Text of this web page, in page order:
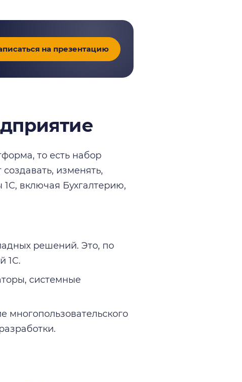
на презентацию
то есть набор
изменять,
включая Бухгалтерию,
решений. Это, по
1С.
системные
многопользовательского